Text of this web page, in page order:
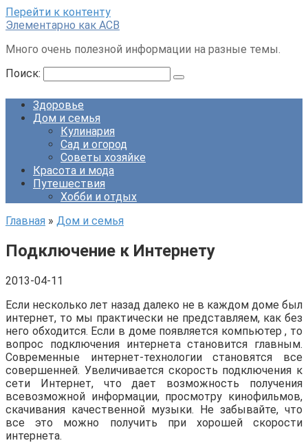
Перейти к контенту
Элементарно как ACB
Много очень полезной информации на разные темы.
Поиск:
Здоровье
Дом и семья
Кулинария
Сад и огород
Советы хозяйке
Красота и мода
Путешествия
Хобби и отдых
Главная » Дом и семья
Подключение к Интернету
2013-04-11
Если несколько лет назад далеко не в каждом доме был
интернет, то мы практически не представляем, как без
него обходится. Если в доме появляется компьютер , то
вопрос подключения интернета становится главным.
Современные интернет-технологии становятся все
совершенней. Увеличивается скорость подключения к
сети Интернет, что дает возможность получения
всевозможной информации, просмотру кинофильмов,
скачивания качественной музыки. Не забывайте, что
все это можно получить при хорошей скорости
интернета.